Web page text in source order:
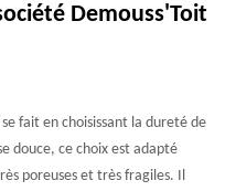
Demouss'Toit
fait en choisissant la dureté de
douce, ce choix est adapté
poreuses et très fragiles. Il